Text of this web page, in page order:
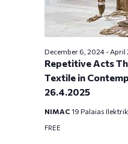
Repetitive Acts
Textile in
26.4.2025
December 6, 2024- April
NIMAC 19 Palaias
FREE